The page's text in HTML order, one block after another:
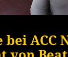
bei ACC